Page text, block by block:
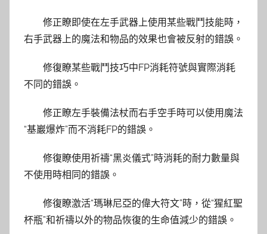
修正瞭即使在左手武器上使用某些戰鬥技能時，
右手武器上的魔法和物品的效果也會被反射的錯誤。
修復瞭某些戰鬥技巧中FP消耗符號與實際消耗
不同的錯誤。
修正瞭左手裝備法杖而右手空手時可以使用魔法
“基巖爆炸”而不消耗FP的錯誤。
修復瞭使用祈禱“黑炎儀式”時消耗的耐力數量與
不使用時相同的錯誤。
修復瞭激活“瑪琳尼亞的偉大符文”時，從“猩紅聖
杯瓶”和祈禱以外的物品恢復的生命值減少的錯誤。